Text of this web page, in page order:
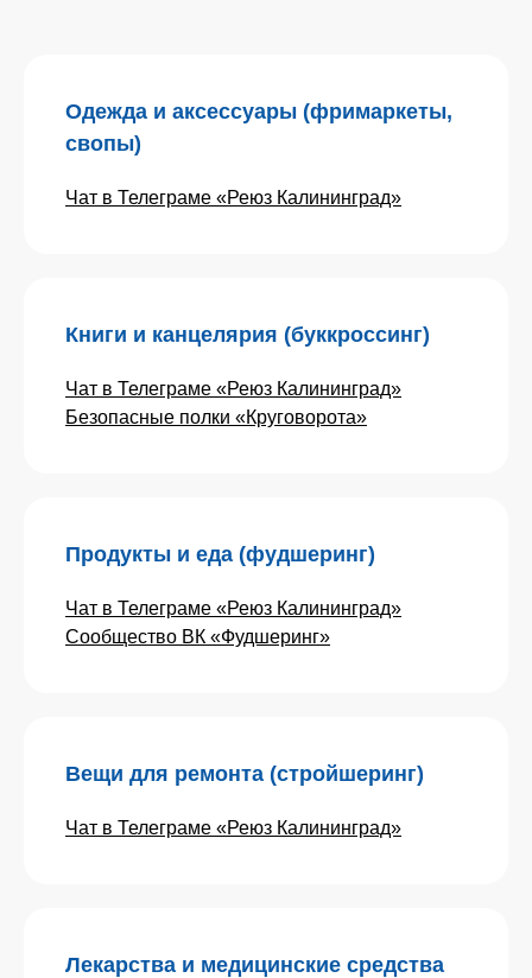
Одежда и аксессуары (фримаркеты,
свопы)
Чат в Телеграме «Реюз Калининград»
Книги и канцелярия (буккроссинг)
Чат в Телеграме «Реюз Калининград»
Безопасные полки «Круговорота»
Продукты и еда (фудшеринг)
Чат в Телеграме «Реюз Калининград»
Сообщество ВК «Фудшеринг»
Вещи для ремонта (стройшеринг)
Чат в Телеграме «Реюз Калининград»
Лекарства и медицинские средства